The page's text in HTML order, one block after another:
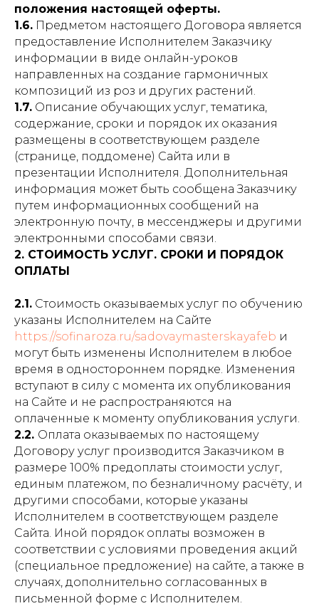
положения настоящей оферты.
1.6. Предметом настоящего Договора является
предоставление Исполнителем Заказчику
информации в виде онлайн-уроков
направленных на создание гармоничных
композиций из роз и других растений.
1.7. Описание обучающих услуг, тематика,
содержание, сроки и порядок их оказания
размещены в соответствующем разделе
(странице, поддомене) Сайта или в
презентации Исполнителя. Дополнительная
информация может быть сообщена Заказчику
путем информационных сообщений на
электронную почту, в мессенджеры и другими
электронными способами связи.
2. СТОИМОСТЬ УСЛУГ. СРОКИ И ПОРЯДОК
ОПЛАТЫ
2.1. Стоимость оказываемых услуг по обучению
указаны Исполнителем на Сайте
https://sofinaroza.ru/sadovaymasterskayafeb и
могут быть изменены Исполнителем в любое
время в одностороннем порядке. Изменения
вступают в силу с момента их опубликования
на Сайте и не распространяются на
оплаченные к моменту опубликования услуги.
2.2. Оплата оказываемых по настоящему
Договору услуг производится Заказчиком в
размере 100% предоплаты стоимости услуг,
единым платежом, по безналичному расчёту, и
другими способами, которые указаны
Исполнителем в соответствующем разделе
Сайта. Иной порядок оплаты возможен в
соответствии с условиями проведения акций
(специальное предложение) на сайте, а также в
случаях, дополнительно согласованных в
письменной форме с Исполнителем.